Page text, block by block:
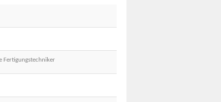
Fertigungstechniker